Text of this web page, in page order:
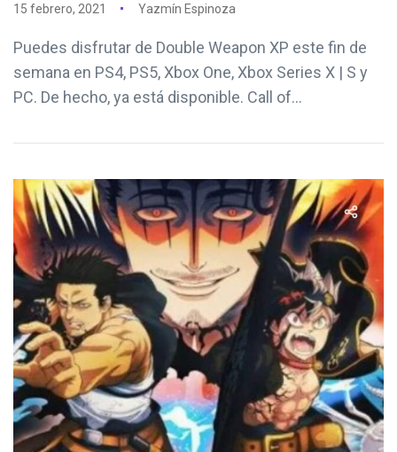
15 febrero, 2021 Yazmín Espinoza
Puedes disfrutar de Double Weapon XP este fin de
semana en PS4, PS5, Xbox One, Xbox Series X | S y
PC. De hecho, ya está disponible. Call of...